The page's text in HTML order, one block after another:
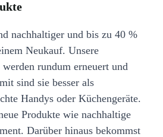
nachhaltiger und bis zu 40 %
Neukauf. Unsere
rundum erneuert und
sind sie besser als
Handys oder Küchengeräte.
Produkte wie nachhaltige
Darüber hinaus bekommst